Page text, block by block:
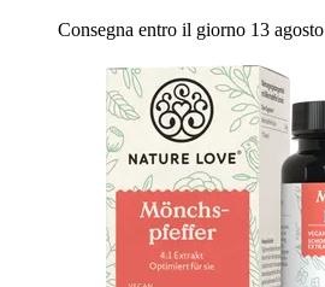
Consegna entro il giorno 13 agosto